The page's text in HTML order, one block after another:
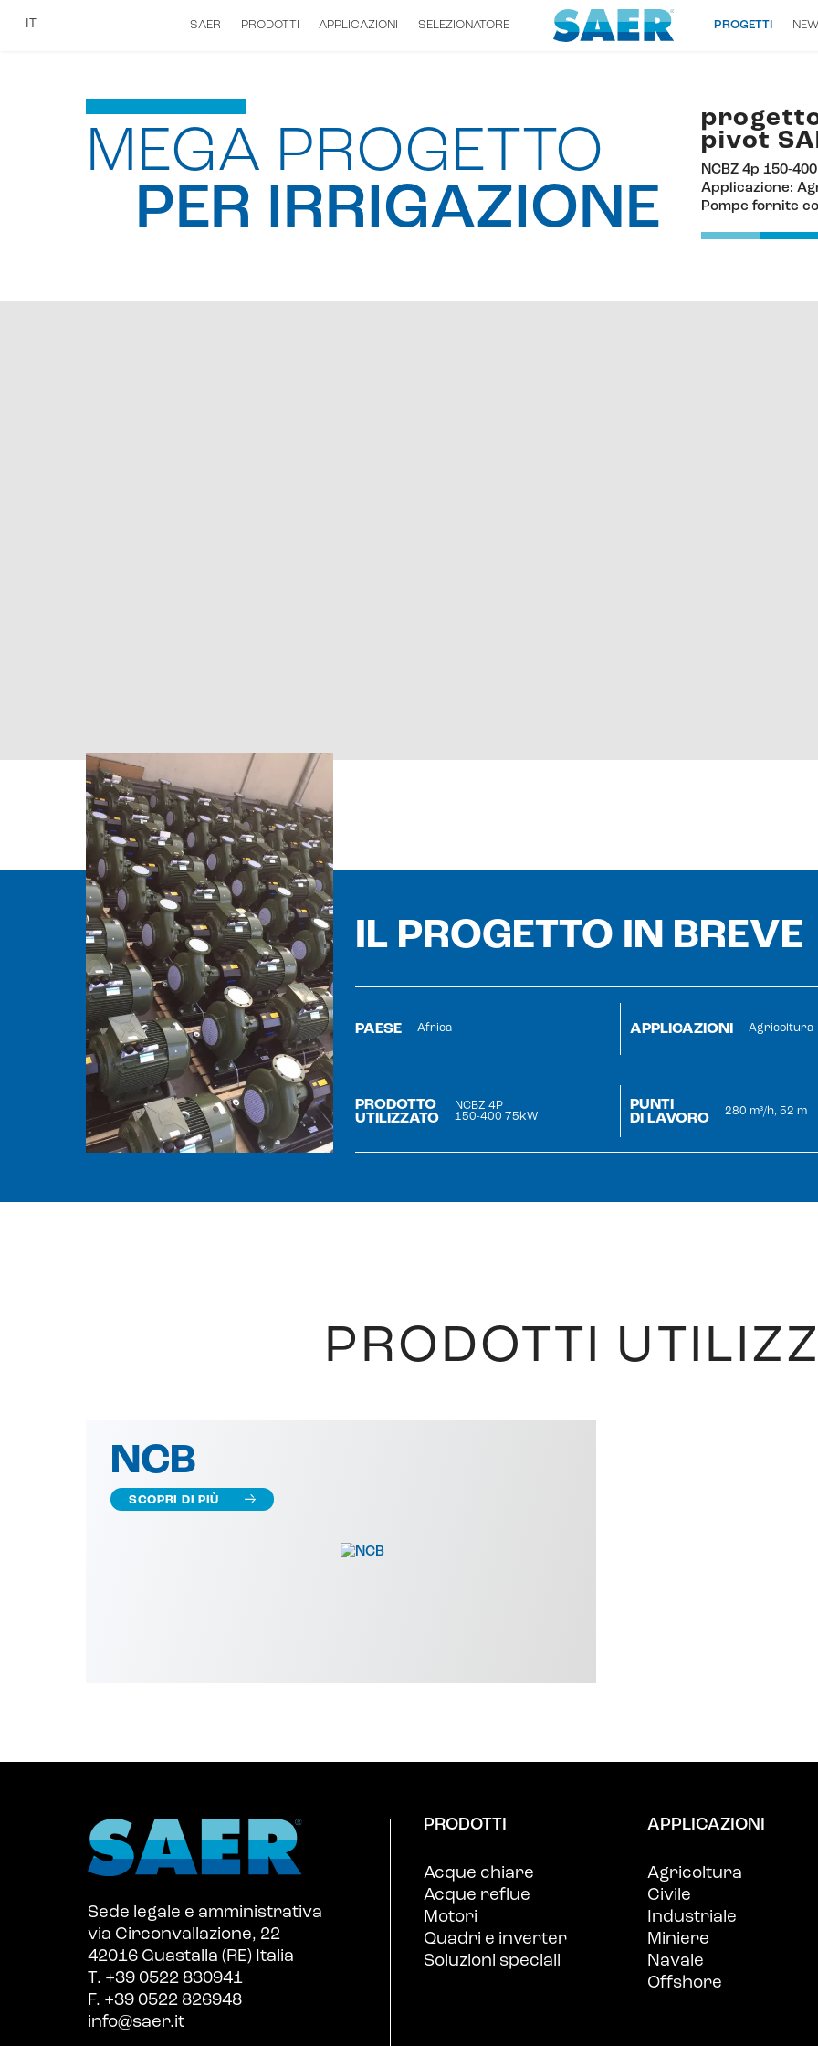
SAER PRODOTTI APPLICAZIONI SELEZIONATORE PROGETTI
MEGA PROGETTO
PER IRRIGAZIONE
pivot
NCBZ 4p 150-
Applicazione:
Pompe fornite
IL PROGETTO IN BREVE
PAESE Africa APPLICAZIONI Agricoltura
PRODOTTO
UTILIZZATO
NCBZ 4P
150-400 75kW
PUNTI
DI LAVORO
280 m³/h, 52 m
PRODOTTI
NCB
SCOPRI DI PIÙ
Sede legale e amministrativa
via Circonvallazione, 22
42016 Guastalla (RE) Italia
T. +39 0522 830941
F. +39 0522 826948
info@saer.it
PRODOTTI
Acque chiare
Acque reflue
Motori
Quadri e inverter
Soluzioni speciali
APPLICAZIONI
Agricoltura
Civile
Industriale
Miniere
Navale
Offshore